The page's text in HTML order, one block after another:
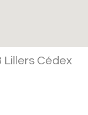
Lillers Cédex